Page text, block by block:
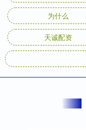
为什么
天诚配资